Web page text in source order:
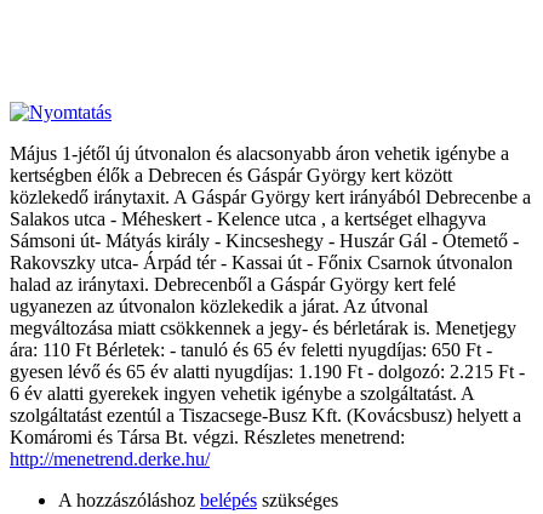
Május 1-jétől új útvonalon és alacsonyabb áron vehetik igénybe a
kertségben élők a Debrecen és Gáspár György kert között
közlekedő iránytaxit. A Gáspár György kert irányából Debrecenbe a
Salakos utca - Méheskert - Kelence utca , a kertséget elhagyva
Sámsoni út- Mátyás király - Kincseshegy - Huszár Gál - Ótemető -
Rakovszky utca- Árpád tér - Kassai út - Főnix Csarnok útvonalon
halad az iránytaxi. Debrecenből a Gáspár György kert felé
ugyanezen az útvonalon közlekedik a járat. Az útvonal
megváltozása miatt csökkennek a jegy- és bérletárak is. Menetjegy
ára: 110 Ft Bérletek: - tanuló és 65 év feletti nyugdíjas: 650 Ft -
gyesen lévő és 65 év alatti nyugdíjas: 1.190 Ft - dolgozó: 2.215 Ft -
6 év alatti gyerekek ingyen vehetik igénybe a szolgáltatást. A
szolgáltatást ezentúl a Tiszacsege-Busz Kft. (Kovácsbusz) helyett a
Komáromi és Társa Bt. végzi. Részletes menetrend:
http://menetrend.derke.hu/
A hozzászóláshoz belépés szükséges